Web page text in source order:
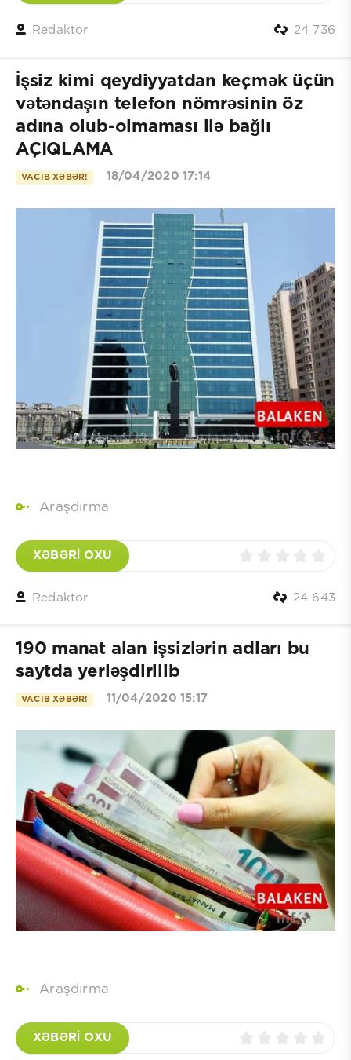
Redaktor 24 736
İşsiz kimi qeydiyyatdan keçmək üçün
vətəndaşın telefon nömrəsinin öz
adına olub-olmaması ilə bağlı
AÇIQLAMA
VACIB XƏBƏR! 18/04/2020 17:14
Araşdırma
XƏBƏRİ OXU
Redaktor 24 643
190 manat alan işsizlərin adları bu
saytda yerləşdirilib
VACIB XƏBƏR! 11/04/2020 15:17
Araşdırma
XƏBƏRİ OXU